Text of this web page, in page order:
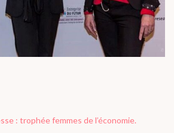
: trophée femmes de l’économie.